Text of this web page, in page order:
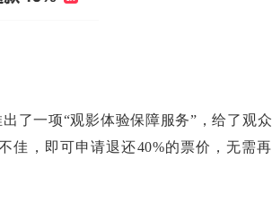
一项“观影体验保障服务”，给了观众
佳，即可申请退还40%的票价，无需再